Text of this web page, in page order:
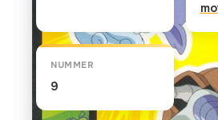
NUMMER
9